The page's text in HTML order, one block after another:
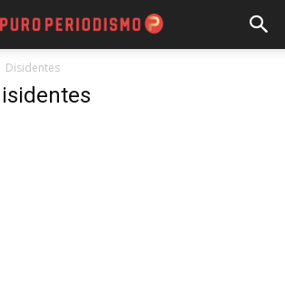
Disidentes